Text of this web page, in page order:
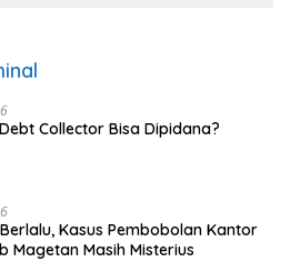
Collector Bisa Dipidana?
Kasus Pembobolan Kantor
Magetan Masih Misterius